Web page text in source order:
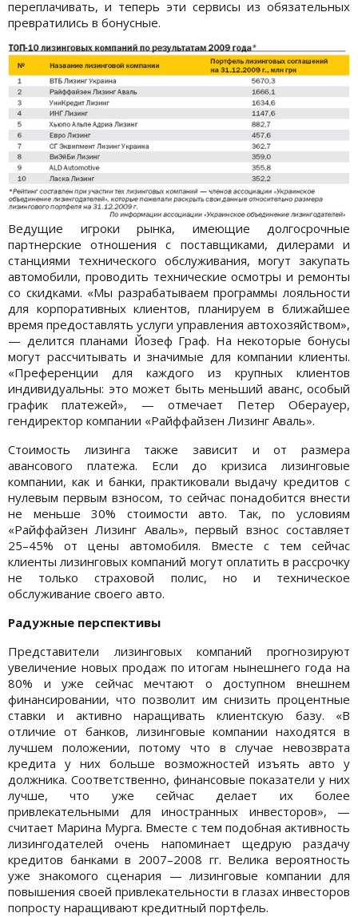
переплачивать, и теперь эти сервисы из обязательных
превратились в бонусные.
Ведущие игроки рынка, имеющие долгосрочные
партнерские отношения с поставщиками, дилерами и
станциями технического обслуживания, могут закупать
автомобили, проводить технические осмотры и ремонты
со скидками. «Мы разрабатываем программы лояльности
для корпоративных клиентов, планируем в ближайшее
время предоставлять услуги управления автохозяйством»,
— делится планами Йозеф Граф. На некоторые бонусы
могут рассчитывать и значимые для компании клиенты.
«Преференции для каждого из крупных клиентов
индивидуальны: это может быть меньший аванс, особый
график платежей», — отмечает Петер Оберауер,
гендиректор компании «Райффайзен Лизинг Аваль».
Стоимость лизинга также зависит и от размера
авансового платежа. Если до кризиса лизинговые
компании, как и банки, практиковали выдачу кредитов с
нулевым первым взносом, то сейчас понадобится внести
не меньше 30% стоимости авто. Так, по условиям
«Райффайзен Лизинг Аваль», первый взнос составляет
25–45% от цены автомобиля. Вместе с тем сейчас
клиенты лизинговых компаний могут оплатить в рассрочку
не только страховой полис, но и техническое
обслуживание своего авто.
Радужные перспективы
Представители лизинговых компаний прогнозируют
увеличение новых продаж по итогам нынешнего года на
80% и уже сейчас мечтают о доступном внешнем
финансировании, что позволит им снизить процентные
ставки и активно наращивать клиентскую базу. «В
отличие от банков, лизинговые компании находятся в
лучшем положении, потому что в случае невозврата
кредита у них больше возможностей изъять авто у
должника. Соответственно, финансовые показатели у них
лучше, что уже сейчас делает их более
привлекательными для иностранных инвесторов», —
считает Марина Мурга. Вместе с тем подобная активность
лизингодателей очень напоминает щедрую раздачу
кредитов банками в 2007–2008 гг. Велика вероятность
уже знакомого сценария — лизинговые компании для
повышения своей привлекательности в глазах инвесторов
попросту наращивают кредитный портфель.